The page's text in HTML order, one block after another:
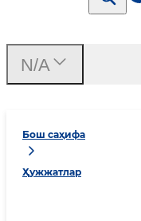
Бош саҳифа
Ҳужжатлар
N/A